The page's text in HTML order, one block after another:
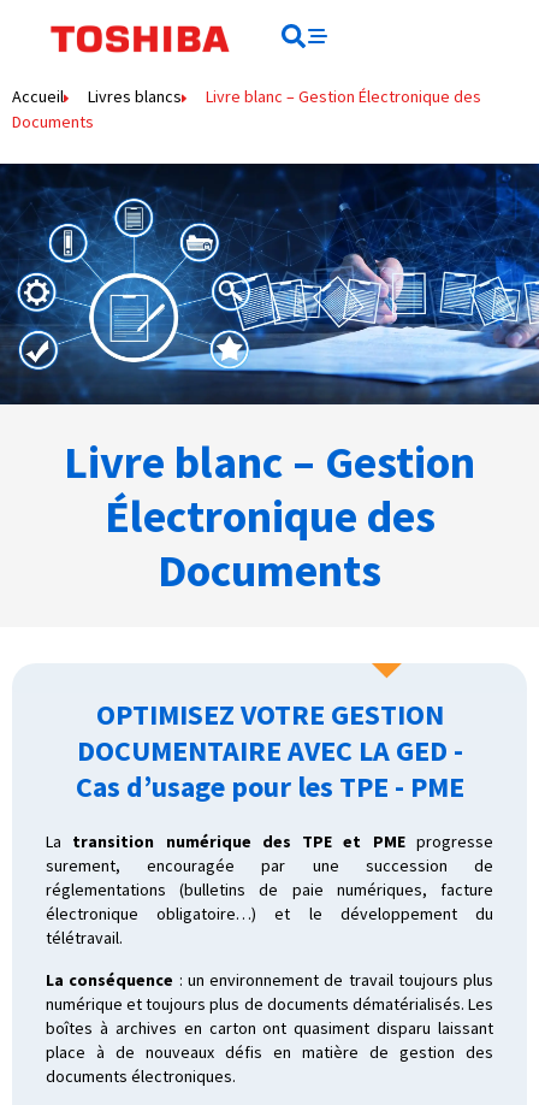
principal
Accueil Livres blancs
Livre blanc – Gestion Électronique des
Documents
Livre blanc – Gestion
Électronique des
Documents
OPTIMISEZ VOTRE GESTION
DOCUMENTAIRE AVEC LA GED -
Cas d’usage pour les TPE - PME
La transition numérique des TPE et PMEprogresse
surement, encouragée par une succession de
réglementations (bulletins de paie numériques, facture
électronique obligatoire…) et le développement du
télétravail.
La conséquence : un environnement de travail toujours plus
numérique et toujours plus de documents dématérialisés. Les
boîtes à archives en carton ont quasiment disparu laissant
place à de nouveaux défis en matière de gestion des
documents électroniques.